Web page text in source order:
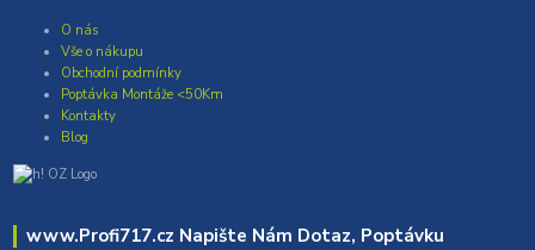
O nás
Vše o nákupu
Obchodní podmínky
Poptávka Montáže <50Km
Kontakty
Blog
www.Profi717.cz Napište Nám Dotaz, Poptávku